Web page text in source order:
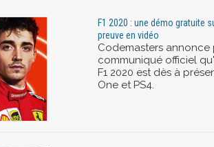
F1 2020 : une démo gratuite
preuve en vidéo
Codemasters annonce
communiqué officiel
F1 2020 est dès à
One et PS4.